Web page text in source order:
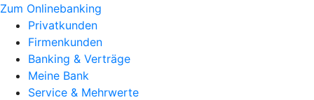
Zum Onlinebanking
Privatkunden
Firmenkunden
Banking & Verträge
Meine Bank
Service & Mehrwerte